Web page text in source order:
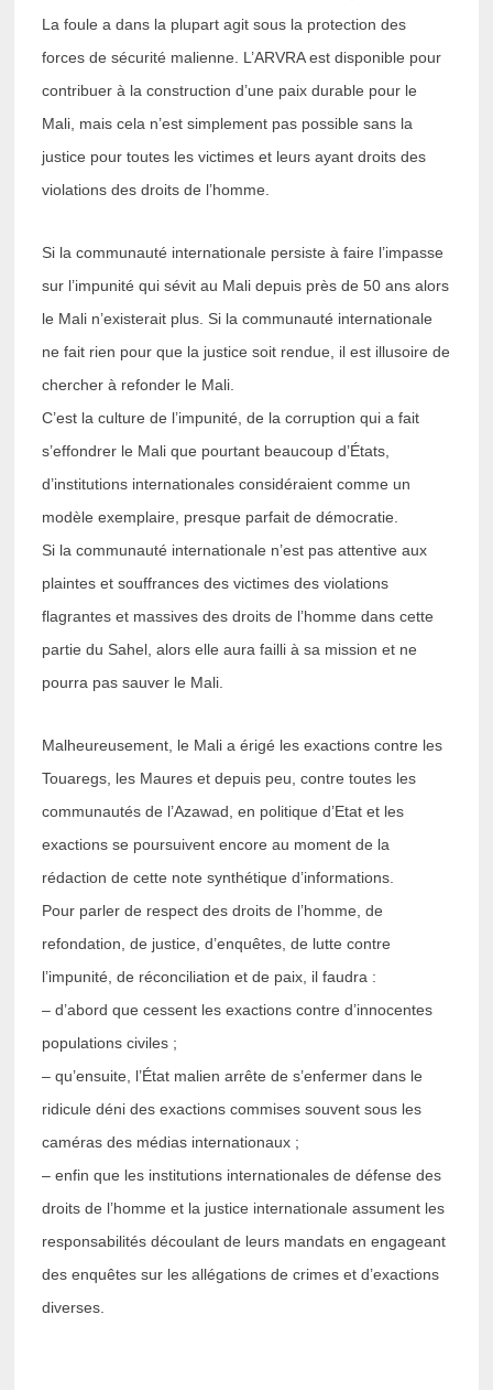
La foule a dans la plupart agit sous la protection des
forces de sécurité malienne. L’ARVRA est disponible pour
contribuer à la construction d’une paix durable pour le
Mali, mais cela n’est simplement pas possible sans la
justice pour toutes les victimes et leurs ayant droits des
violations des droits de l’homme.
Si la communauté internationale persiste à faire l’impasse
sur l’impunité qui sévit au Mali depuis près de 50 ans alors
le Mali n’existerait plus. Si la communauté internationale
ne fait rien pour que la justice soit rendue, il est illusoire de
chercher à refonder le Mali.
C’est la culture de l’impunité, de la corruption qui a fait
s’effondrer le Mali que pourtant beaucoup d’États,
d’institutions internationales considéraient comme un
modèle exemplaire, presque parfait de démocratie.
Si la communauté internationale n’est pas attentive aux
plaintes et souffrances des victimes des violations
flagrantes et massives des droits de l’homme dans cette
partie du Sahel, alors elle aura failli à sa mission et ne
pourra pas sauver le Mali.
Malheureusement, le Mali a érigé les exactions contre les
Touaregs, les Maures et depuis peu, contre toutes les
communautés de l’Azawad, en politique d’Etat et les
exactions se poursuivent encore au moment de la
rédaction de cette note synthétique d’informations.
Pour parler de respect des droits de l’homme, de
refondation, de justice, d’enquêtes, de lutte contre
l’impunité, de réconciliation et de paix, il faudra :
– d’abord que cessent les exactions contre d’innocentes
populations civiles ;
– qu’ensuite, l’État malien arrête de s’enfermer dans le
ridicule déni des exactions commises souvent sous les
caméras des médias internationaux ;
– enfin que les institutions internationales de défense des
droits de l’homme et la justice internationale assument les
responsabilités découlant de leurs mandats en engageant
des enquêtes sur les allégations de crimes et d’exactions
diverses.